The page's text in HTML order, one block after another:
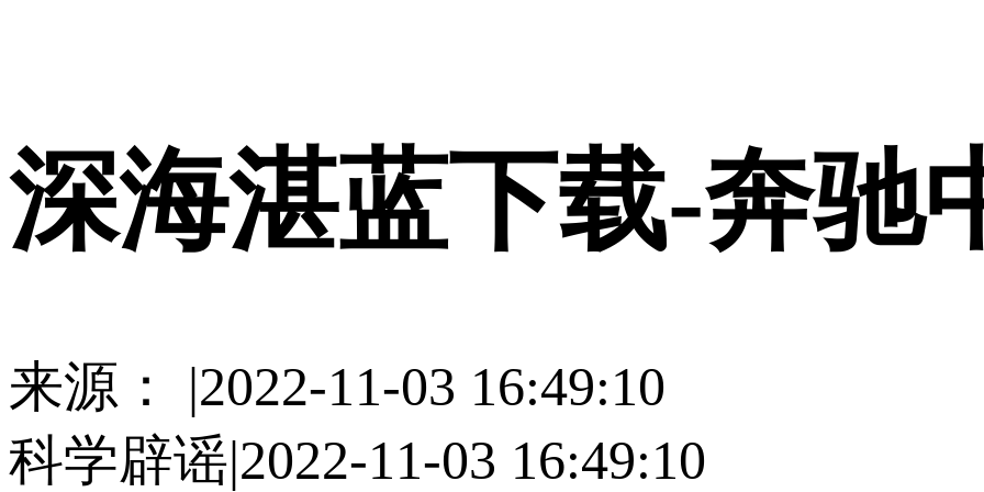
深海湛蓝下载-奔驰
来源： |2022-11-03 16:49:10
科学辟谣|2022-11-03 16:49:10